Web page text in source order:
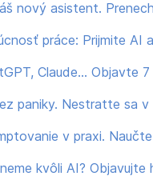
nový asistent.
práce: Prijmite AI
Claude… Objavte
paniky. Nestratte sa
v praxi.
kvôli AI?